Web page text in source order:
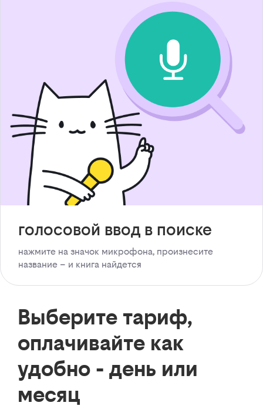
голосовой ввод в поиске
нажмите на значок микрофона, произнесите
название – и книга найдется
Выберите тариф,
оплачивайте как
удобно - день или
месяц